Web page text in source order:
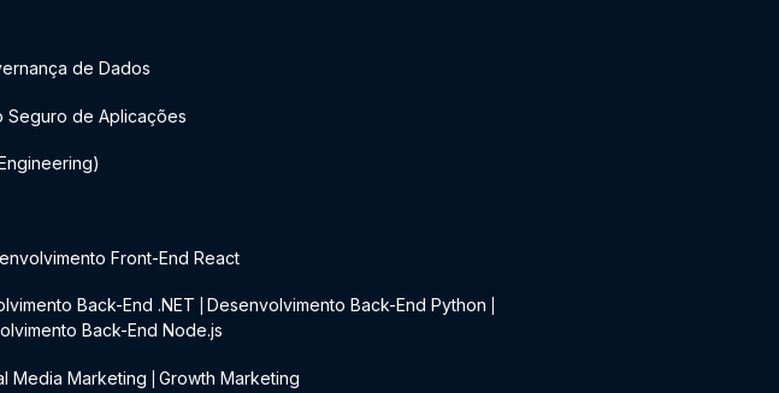
de Dados
Seguro de Aplicações
Front-End React
Back-End .NET Desenvolvimento Back-End Python
Back-End Node.js
Media Marketing Growth Marketing